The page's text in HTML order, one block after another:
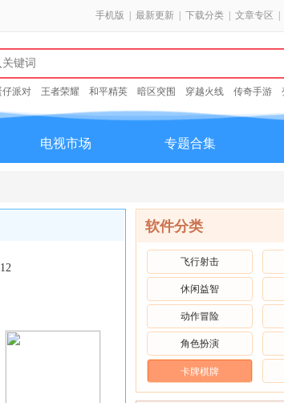
手机版 最新更新 下载分类 文章专区
仔派对 王者荣耀 和平精英 暗区突围 穿越火线 传奇手游
电视市场 专题合集
软件分类
飞行射击
休闲益智
动作冒险
角色扮演
卡牌棋牌